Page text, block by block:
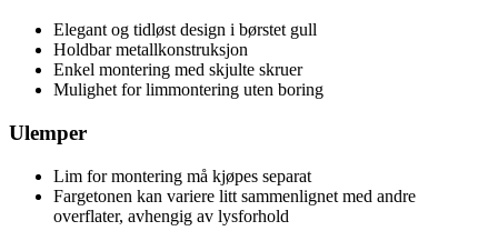
Elegant og tidløst design i børstet gull
Holdbar metallkonstruksjon
Enkel montering med skjulte skruer
Mulighet for limmontering uten boring
Ulemper
Lim for montering må kjøpes separat
Fargetonen kan variere litt sammenlignet med andre
overflater, avhengig av lysforhold